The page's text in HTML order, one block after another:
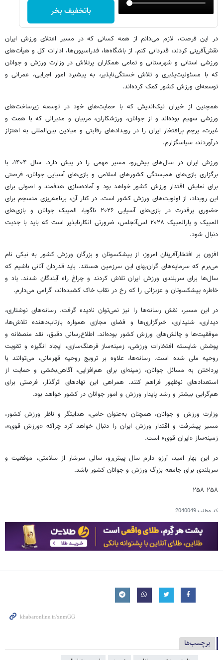
باتخفیف بخر
در این فرصت، لازم می‌دانم از همه کسانی که در مسیر اعتلای ورزش ایران
نقش‌آفرینی کردند، قدردانی کنم. از باشگاه‌ها، فدراسیون‌ها، ادارات کل و هیأت‌های
ورزشی استانی و شهرستانی و تمامی همکاران پرتلاش در وزارت ورزش و جوانان
که با مسئولیت‌پذیری و تلاش خستگی‌ناپذیر، به پیشبرد امور اجرایی، عمرانی و
توسعه‌ای ورزش کشور کمک کرده‌اند.
همچنین از خیران نیک‌اندیش که با حمایت‌های خود در توسعه زیرساخت‌های
ورزشی سهیم بوده‌اند و از جوانان، ورزشکاران، مربیان و مدیرانی که با همت و
غیرت، پرچم پرافتخار ایران را در رویدادهای رقابتی و میادین بین‌المللی به اهتزاز
درآوردند، سپاسگزارم.
ورزش ایران در سال‌های پیش‌رو، مسیر مهمی را در پیش دارد. سال ۱۴۰۴، با
برگزاری بازی‌های همبستگی کشورهای اسلامی و بازی‌های آسیایی جوانان، فرصتی
برای نمایش اقتدار ورزش کشور خواهد بود و آماده‌سازی هدفمند و اصولی برای
این رویداد، از اولویت‌های ورزش کشور است. در کنار آن، برنامه‌ریزی منسجم برای
حضوری پرقدرت در بازی‌های آسیایی ۲۰۲۶ ناگویا، المپیک جوانان و بازی‌های
المپیک و پارالمپیک ۲۰۲۸ لس‌آنجلس، ضرورتی انکارناپذیر است که باید با جدیت
دنبال شود.
افزون بر افتخارآفرینان امروز، از پیشکسوتان و بزرگان ورزش کشور به نیکی نام
می‌برم که سرمایه‌های گران‌بهای این سرزمین‌ هستند. باید قدردان آنانی باشیم که
سال‌ها برای سربلندی ورزش ایران تلاش کردند و چراغ راه آیندگان شدند. یاد و
خاطره پیشکسوتان و عزیزانی را که رخ در نقاب خاک کشیده‌اند، گرامی می‌دارم.
در این مسیر، نقش رسانه‌ها را نیز نمی‌توان نادیده گرفت. رسانه‌های نوشتاری،
دیداری، شنیداری، خبرگزاری‌ها و فضای مجازی همواره بازتاب‌دهنده تلاش‌ها،
موفقیت‌ها و چالش‌های ورزش کشور بوده‌اند. اطلاع‌رسانی دقیق، نقد منصفانه و
پوشش شایسته افتخارات ورزشی، زمینه‌ساز فرهنگ‌سازی، ایجاد انگیزه و تقویت
روحیه ملی شده است. رسانه‌ها، علاوه بر ترویج روحیه قهرمانی، می‌توانند با
پرداختن به مسائل جوانان، زمینه‌ای برای هم‌افزایی، آگاهی‌بخشی و حمایت از
استعدادهای نوظهور فراهم کنند. همراهی این نهادهای اثرگذار، فرصتی برای
هم‌گرایی بیشتر و رشد پایدار ورزش و امور جوانان در کشور خواهد بود.
وزارت ورزش و جوانان، همچنان به‌عنوان حامی، هدایتگر و ناظر ورزش کشور،
مسیر پیشرفت و اقتدار ورزش ایران را دنبال خواهد کرد چراکه «ورزش قوی»،
زمینه‌ساز «ایران قوی» است.
در این بهار امید، آرزو دارم سال پیش‌رو، سالی سرشار از سلامتی، موفقیت و
سربلندی برای جامعه بزرگ ورزش و جوانان کشور باشد.
۲۵۸ ۲۵۸
کد مطلب2040049
برچسب‌ها